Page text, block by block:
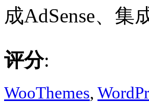
成AdSense、集
评分:
WooThemes,